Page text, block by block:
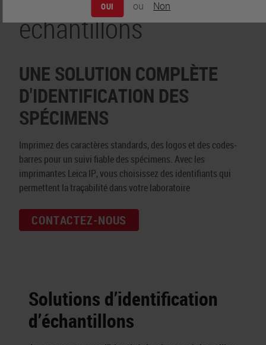
OUI ou Non
échantillons
UNE SOLUTION COMPLÈTE
D'IDENTIFICATION DES
SPÉCIMENS
Imprimez des caractères standards, des logos et des codes-
barres pour un suivi fiable des spécimens. Avec les
imprimantes Leica IP, vous choisissez des identifiants qui
permettent la traçabilité dans votre laboratoire
CONTACTEZ-NOUS
Solutions d’identification
d’échantillons